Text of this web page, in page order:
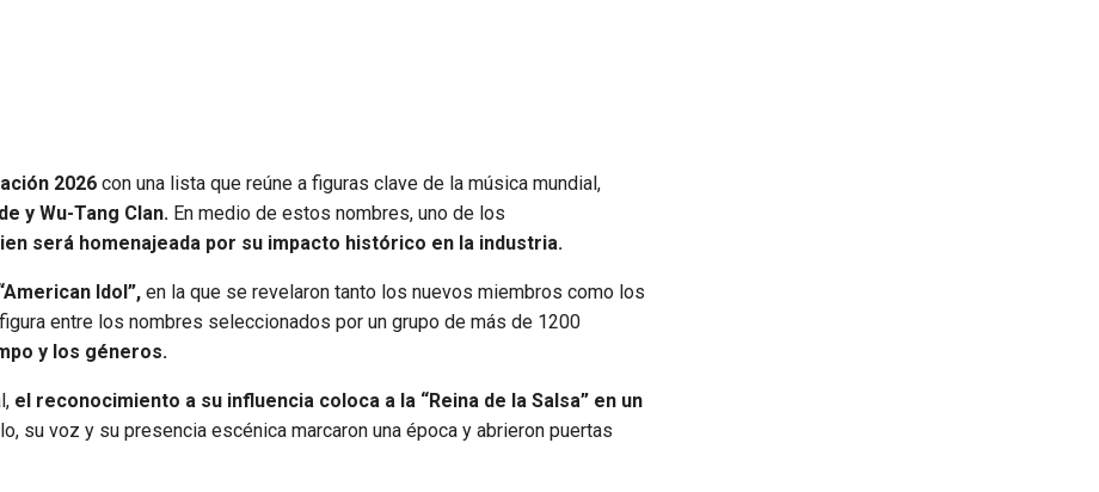
2026 con una lista que reúne a figuras clave de la música mundial,
y Wu-Tang Clan. En medio de estos nombres, uno de los
será homenajeada por su impacto histórico en la industria.
Idol”, en la que se revelaron tanto los nuevos miembros como los
entre los nombres seleccionados por un grupo de más de 1200
y los géneros.
el reconocimiento a su influencia coloca a la “Reina de la Salsa” en un
su voz y su presencia escénica marcaron una época y abrieron puertas